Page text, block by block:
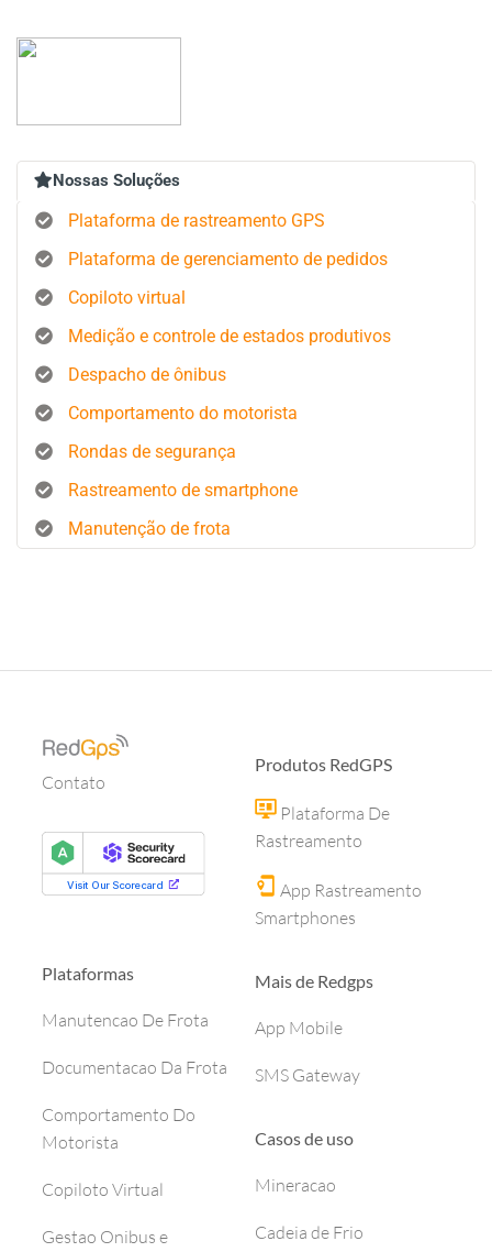
Nossas Soluções
Plataforma de rastreamento GPS
Plataforma de gerenciamento de pedidos
Copiloto virtual
Medição e controle de estados produtivos
Despacho de ônibus
Comportamento do motorista
Rondas de segurança
Rastreamento de smartphone
Manutenção de frota
Contato
Plataformas
Manutencao De Frota
Documentacao Da Frota
Comportamento Do
Motorista
Copiloto Virtual
Gestao Onibus e
Produtos RedGPS
Plataforma De
Rastreamento
App Rastreamento
Smartphones
Mais de Redgps
App Mobile
SMS Gateway
Casos de uso
Mineracao
Cadeia de Frio